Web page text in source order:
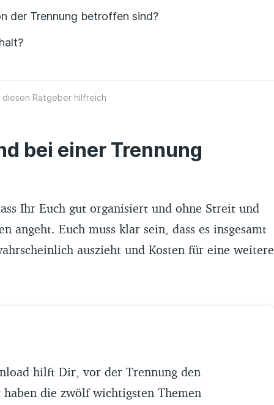
der Trennung betroffen sind?
diesen Ratgeber hilfreich
bei einer Trennung
Ihr Euch gut organisiert und ohne Streit und
angeht. Euch muss klar sein, dass es insgesamt
auszieht und Kosten für eine weitere
hilft Dir, vor der Trennung den
die zwölf wichtigsten Themen